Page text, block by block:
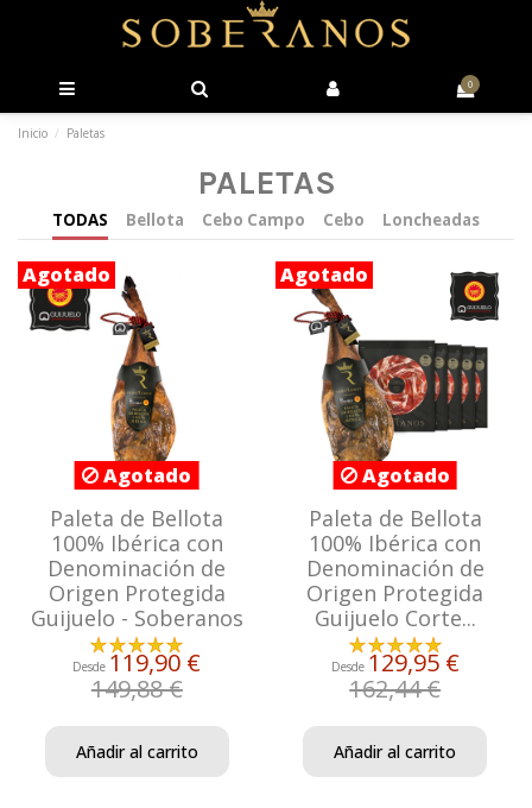
0
Inicio Paletas
PALETAS
TODAS Bellota Cebo Campo Cebo Loncheadas
Agotado
Agotado
Paleta de Bellota
100% Ibérica con
Denominación de
Origen Protegida
Guijuelo - Soberanos
Desde 119,90 €
149,88 €
Añadir al carrito
Agotado
Agotado
Paleta de Bellota
100% Ibérica con
Denominación de
Origen Protegida
Guijuelo Corte...
Desde 129,95 €
162,44 €
Añadir al carrito